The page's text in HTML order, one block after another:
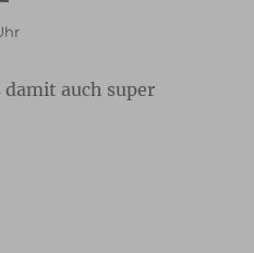
damit auch super